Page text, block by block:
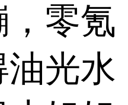
零氪
光水